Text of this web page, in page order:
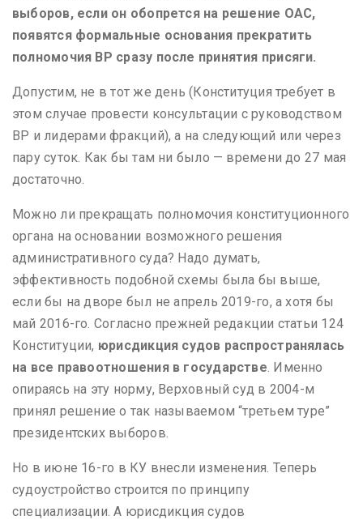
выборов, если он обопрется на решение ОАС,
появятся формальные основания прекратить
полномочия ВР сразу после принятия присяги.
Допустим, не в тот же день (Конституция требует в
этом случае провести консультации с руководством
ВР и лидерами фракций), а на следующий или через
пару суток. Как бы там ни было — времени до 27 мая
достаточно.
Можно ли прекращать полномочия конституционного
органа на основании возможного решения
административного суда? Надо думать,
эффективность подобной схемы была бы выше,
если бы на дворе был не апрель 2019-го, а хотя бы
май 2016-го. Согласно прежней редакции статьи 124
Конституции, юрисдикция судов распространялась
на все правоотношения в государстве . Именно
опираясь на эту норму, Верховный суд в 2004-м
принял решение о так называемом “третьем туре”
президентских выборов.
Но в июне 16-го в КУ внесли изменения. Теперь
судоустройство строится по принципу
специализации. А юрисдикция судов